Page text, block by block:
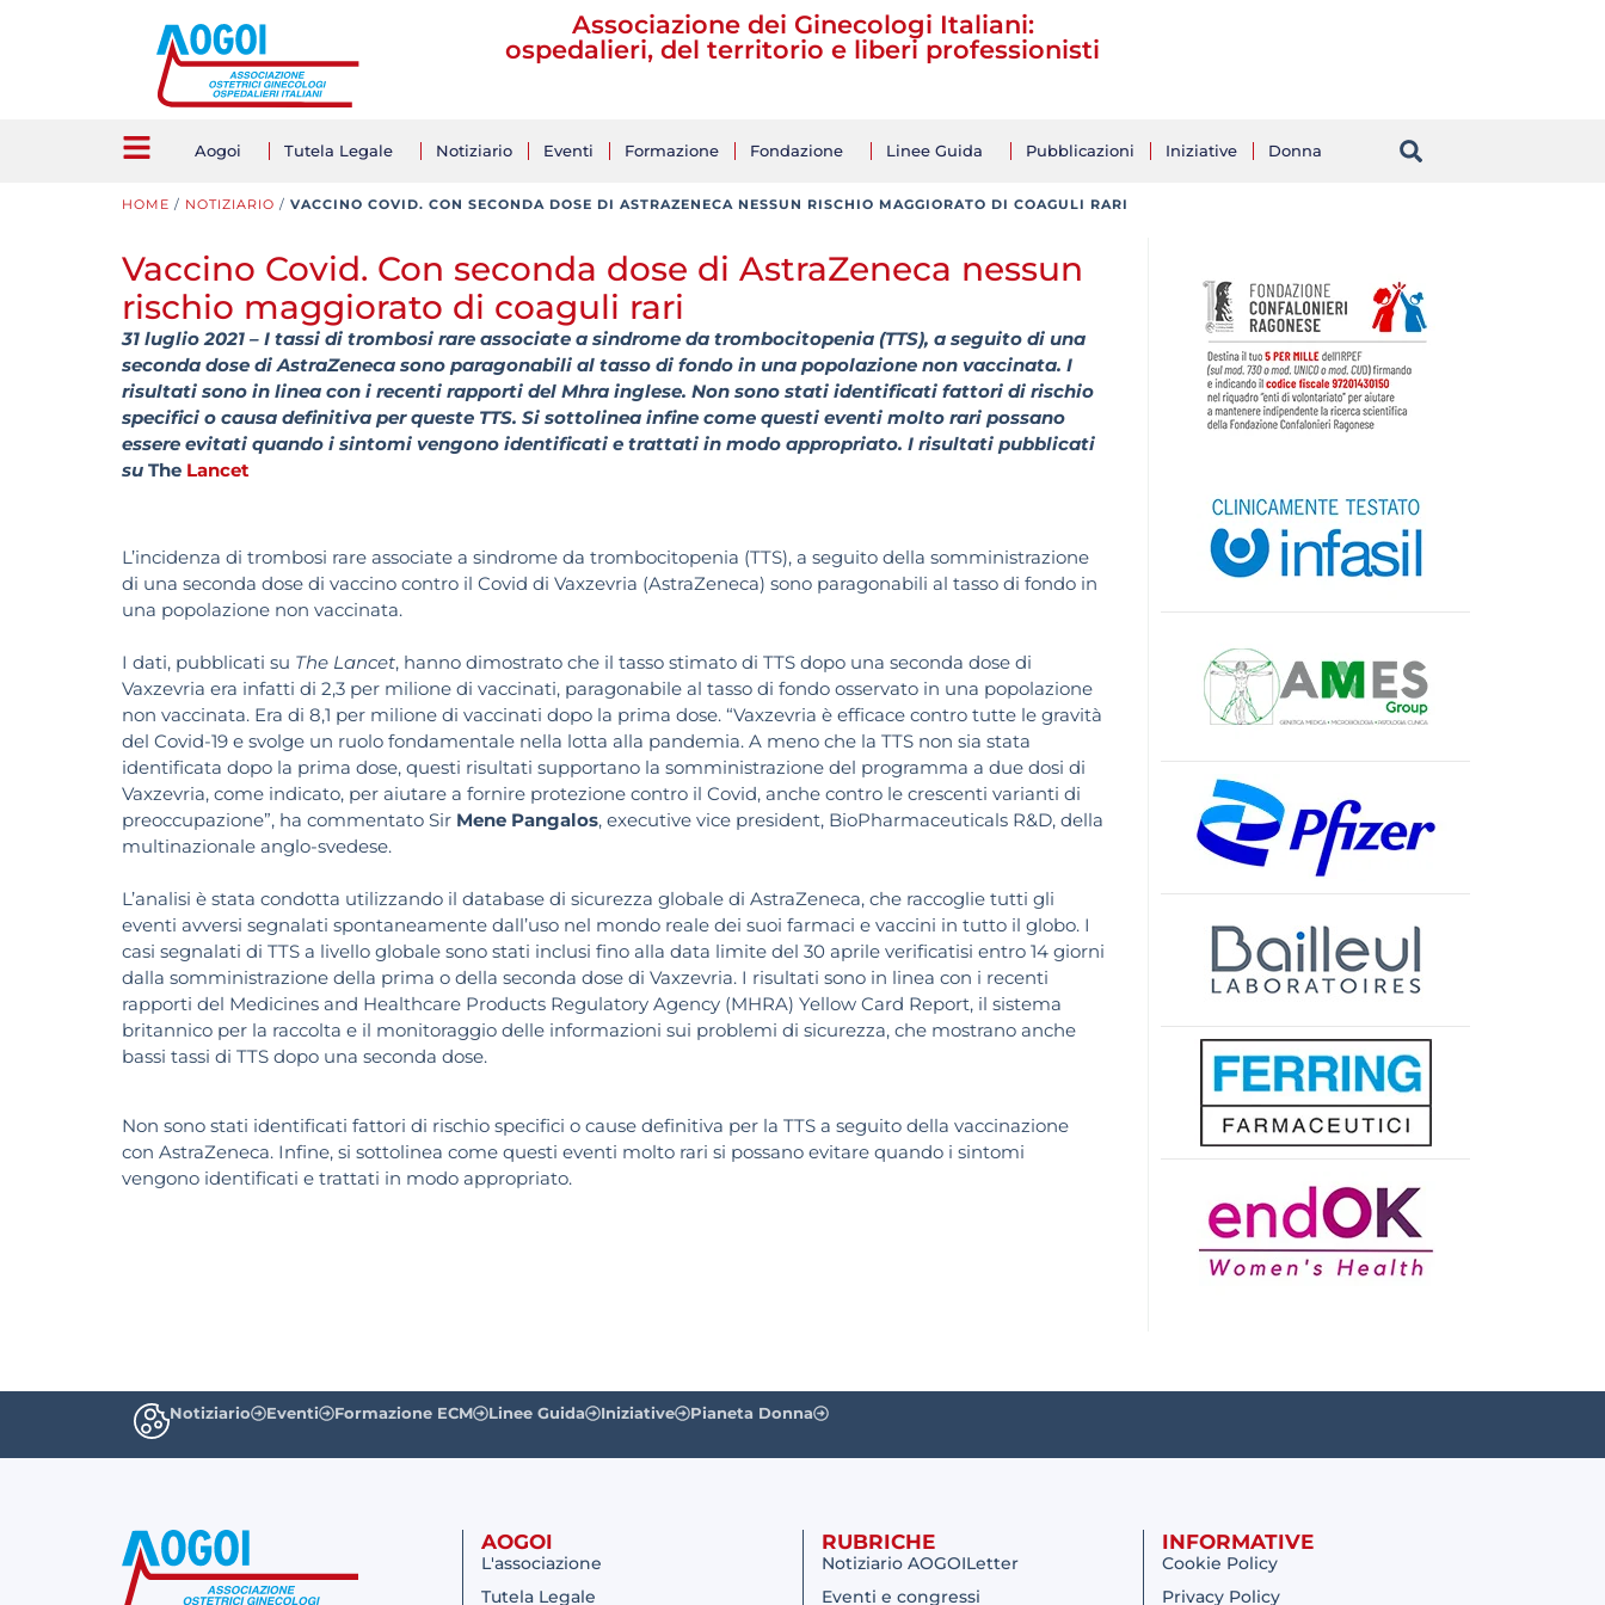
Associazione dei Ginecologi Italiani:
ospedalieri, del territorio e liberi professionisti
Aogoi Tutela Legale Notiziario Eventi Formazione Fondazione Linee Guida Pubblicazioni Iniziative Donna
HOME / NOTIZIARIO / VACCINO COVID. CON SECONDA DOSE DI ASTRAZENECA NESSUN RISCHIO MAGGIORATO DI COAGULI RARI
Vaccino Covid. Con seconda dose di AstraZeneca nessun
rischio maggiorato di coaguli rari
31 luglio 2021 – I tassi di trombosi rare associate a sindrome da trombocitopenia (TTS), a seguito di una
seconda dose di AstraZeneca sono paragonabili al tasso di fondo in una popolazione non vaccinata. I
risultati sono in linea con i recenti rapporti del Mhra inglese. Non sono stati identificati fattori di rischio
specifici o causa definitiva per queste TTS. Si sottolinea infine come questi eventi molto rari possano
essere evitati quando i sintomi vengono identificati e trattati in modo appropriato. I risultati pubblicati
su The Lancet
L’incidenza di trombosi rare associate a sindrome da trombocitopenia (TTS), a seguito della somministrazione
di una seconda dose di vaccino contro il Covid di Vaxzevria (AstraZeneca) sono paragonabili al tasso di fondo in
una popolazione non vaccinata.
I dati, pubblicati su The Lancet, hanno dimostrato che il tasso stimato di TTS dopo una seconda dose di
Vaxzevria era infatti di 2,3 per milione di vaccinati, paragonabile al tasso di fondo osservato in una popolazione
non vaccinata. Era di 8,1 per milione di vaccinati dopo la prima dose. “Vaxzevria è efficace contro tutte le gravità
del Covid-19 e svolge un ruolo fondamentale nella lotta alla pandemia. A meno che la TTS non sia stata
identificata dopo la prima dose, questi risultati supportano la somministrazione del programma a due dosi di
Vaxzevria, come indicato, per aiutare a fornire protezione contro il Covid, anche contro le crescenti varianti di
preoccupazione”, ha commentato Sir Mene Pangalos, executive vice president, BioPharmaceuticals R&D, della
multinazionale anglo-svedese.
L’analisi è stata condotta utilizzando il database di sicurezza globale di AstraZeneca, che raccoglie tutti gli
eventi avversi segnalati spontaneamente dall’uso nel mondo reale dei suoi farmaci e vaccini in tutto il globo. I
casi segnalati di TTS a livello globale sono stati inclusi fino alla data limite del 30 aprile verificatisi entro 14 giorni
dalla somministrazione della prima o della seconda dose di Vaxzevria. I risultati sono in linea con i recenti
rapporti del Medicines and Healthcare Products Regulatory Agency (MHRA) Yellow Card Report, il sistema
britannico per la raccolta e il monitoraggio delle informazioni sui problemi di sicurezza, che mostrano anche
bassi tassi di TTS dopo una seconda dose.
Non sono stati identificati fattori di rischio specifici o cause definitiva per la TTS a seguito della vaccinazione
con AstraZeneca. Infine, si sottolinea come questi eventi molto rari si possano evitare quando i sintomi
vengono identificati e trattati in modo appropriato.
Notiziario Eventi Formazione ECM Linee Guida Iniziative Pianeta Donna
AOGOI
L'associazione
Tutela Legale
RUBRICHE
Notiziario AOGOILetter
Eventi e congressi
INFORMATIVE
Cookie Policy
Privacy Policy